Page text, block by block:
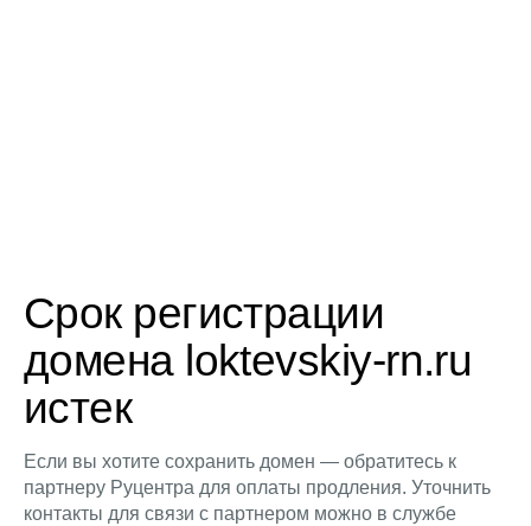
Срок регистрации
домена loktevskiy-rn.ru
истек
Если вы хотите сохранить домен — обратитесь к
партнеру Руцентра для оплаты продления. Уточнить
контакты для связи с партнером можно в службе